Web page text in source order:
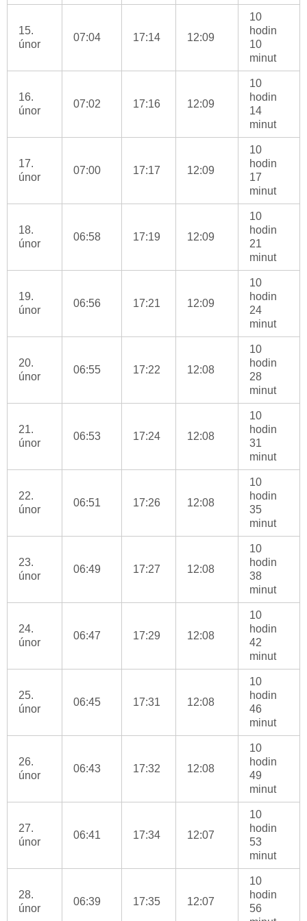
15.
únor
07:04 17:14 12:09
10
hodin
10
minut
16.
únor
07:02 17:16 12:09
10
hodin
14
minut
17.
únor
07:00 17:17 12:09
10
hodin
17
minut
18.
únor
06:58 17:19 12:09
10
hodin
21
minut
19.
únor
06:56 17:21 12:09
10
hodin
24
minut
20.
únor
06:55 17:22 12:08
10
hodin
28
minut
21.
únor
06:53 17:24 12:08
10
hodin
31
minut
22.
únor
06:51 17:26 12:08
10
hodin
35
minut
23.
únor
06:49 17:27 12:08
10
hodin
38
minut
24.
únor
06:47 17:29 12:08
10
hodin
42
minut
25.
únor
06:45 17:31 12:08
10
hodin
46
minut
26.
únor
06:43 17:32 12:08
10
hodin
49
minut
27.
únor
06:41 17:34 12:07
10
hodin
53
minut
28.
únor
06:39 17:35 12:07
10
hodin
56